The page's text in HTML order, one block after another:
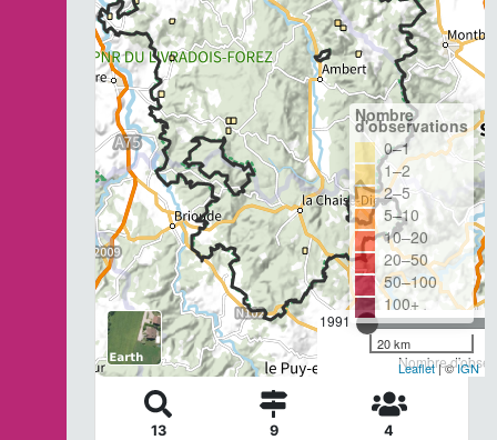
1991
Nombre
Nombre
d'observations
0–1
1–2
2–5
5–10
10–20
20–50
50–100
100+
20 km
Leaflet| ©IGN
13 9 4